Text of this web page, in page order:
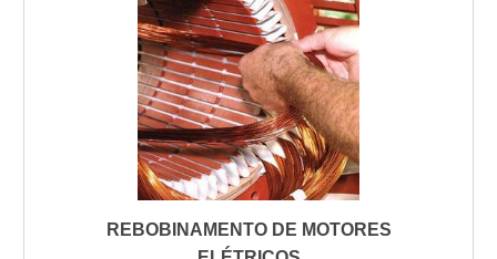
REBOBINAMENTO DE MOTORES